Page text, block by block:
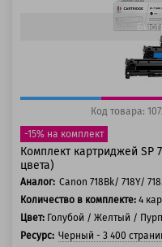
Код товара:
-15% на комплект
Комплект картриджей SP
цвета)
Аналог: Canon 718Bk/ 718Y/
Количество в комплекте: 4
Цвет: Голубой / Желтый /
Ресурс: Черный - 3 400